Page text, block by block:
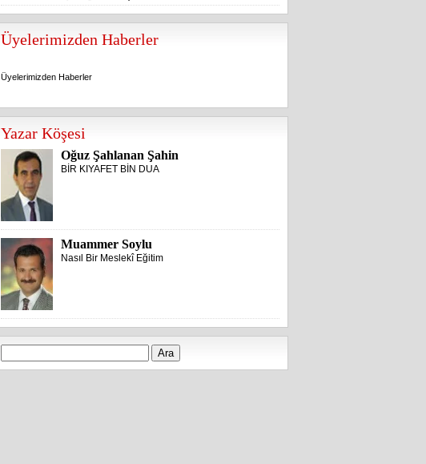
Üyelerimizden Haberler
Üyelerimizden Haberler
Yazar Köşesi
Oğuz Şahlanan Şahin
BİR KIYAFET BİN DUA
Muammer Soylu
Nasıl Bir Meslekî Eğitim
Arama: